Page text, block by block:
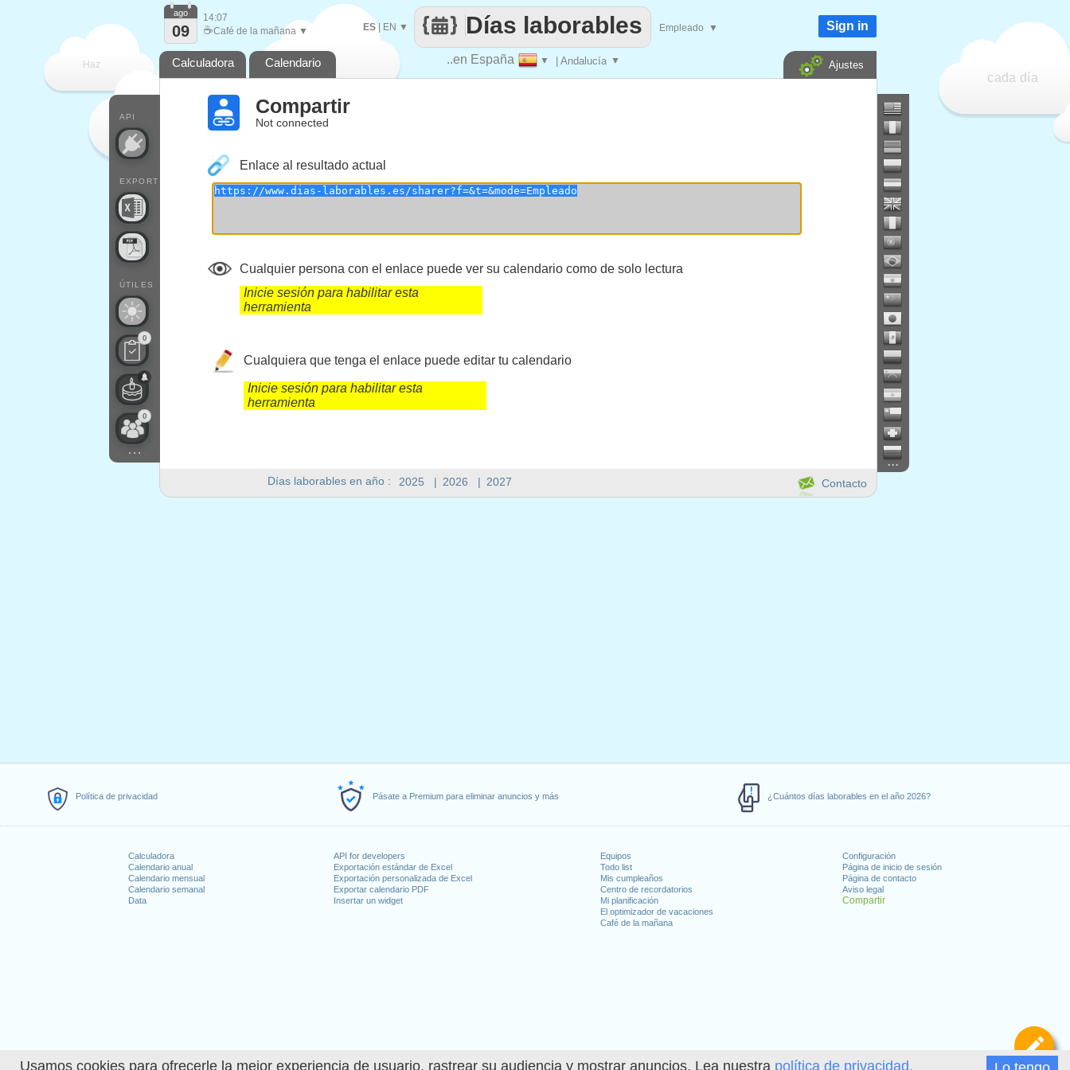
Usamos cookies para ofrecerle la mejor experiencia de usuario, rastrear su audiencia y mostrar anuncios. Lea nuestra política de privacidad.
Política de privacidad Pásate a Premium para eliminar anuncios y más ¿Cuántos días laborables en el año 2026?
Calculadora
Calendario anual
Calendario mensual
Calendario semanal
Data
API for developers
Exportación estándar de Excel
Exportación personalizada de Excel
Exportar calendario PDF
Insertar un widget
Equipos
Todo list
Mis cumpleaños
Centro de recordatorios
Mi planificación
El optimizador de vacaciones
Café de la mañana
Configuración
Página de inicio de sesión
Página de contacto
Aviso legal
Compartir
Haz
cada día
..en España ▼ | Andalucía ▼
Días laborables
ES| EN ▼ Empleado ▼
API
EXPORT
ÚTILES
0
0
...
ago
09
14:07
☕Café de la mañana ▼ Sign in
Calculadora Calendario Ajustes
Días laborables en año : 2025 | 2026 | 2027
...
Contacto
Compartir
Not connected
Enlace al resultado actual
Cualquier persona con el enlace puede ver su calendario como de solo lectura
Inicie sesión para habilitar esta
herramienta
Cualquiera que tenga el enlace puede editar tu calendario
Inicie sesión para habilitar esta
herramienta